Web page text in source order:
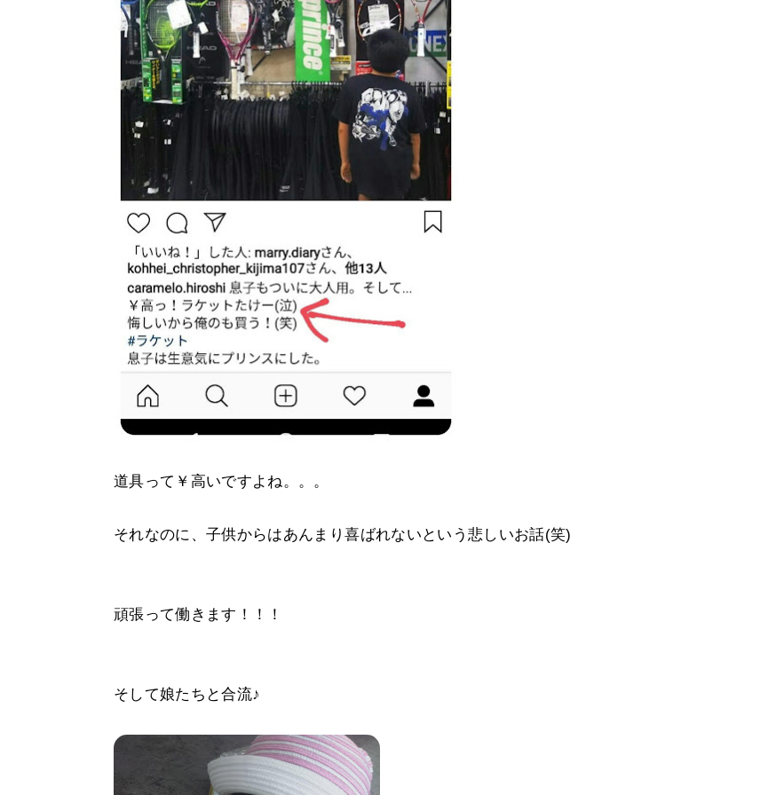
道具って￥高いですよね。。。
それなのに、子供からはあんまり喜ばれないという悲しいお話(笑)
頑張って働きます！！！
そして娘たちと合流♪